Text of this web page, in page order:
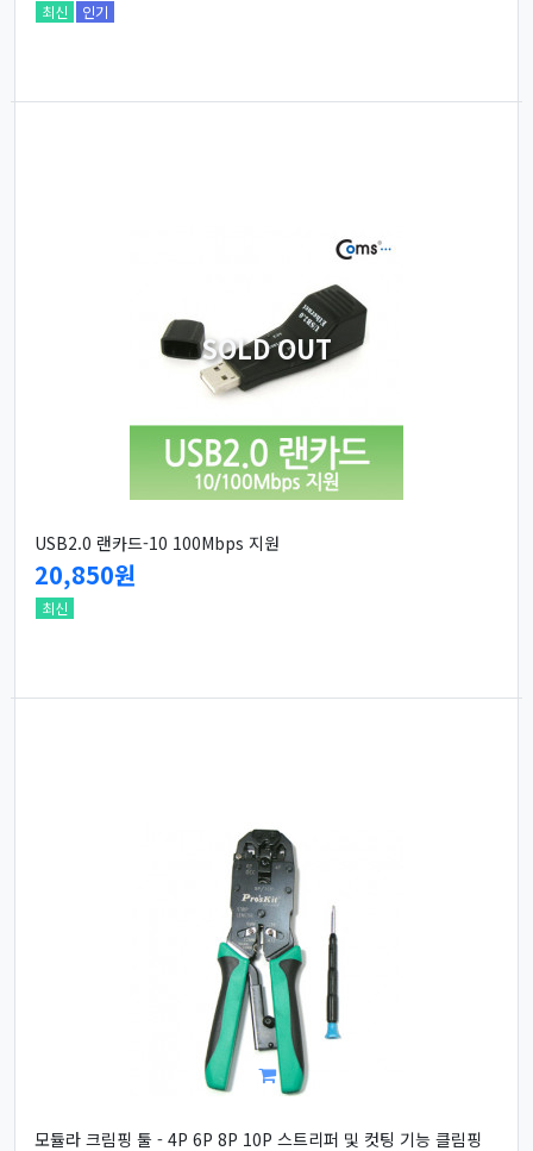
최신 인기
SOLD OUT
USB2.0 랜카드-10 100Mbps 지원
20,850원
최신
모듈라 크림핑 툴 - 4P 6P 8P 10P 스트리퍼 및 컷팅 기능 클림핑